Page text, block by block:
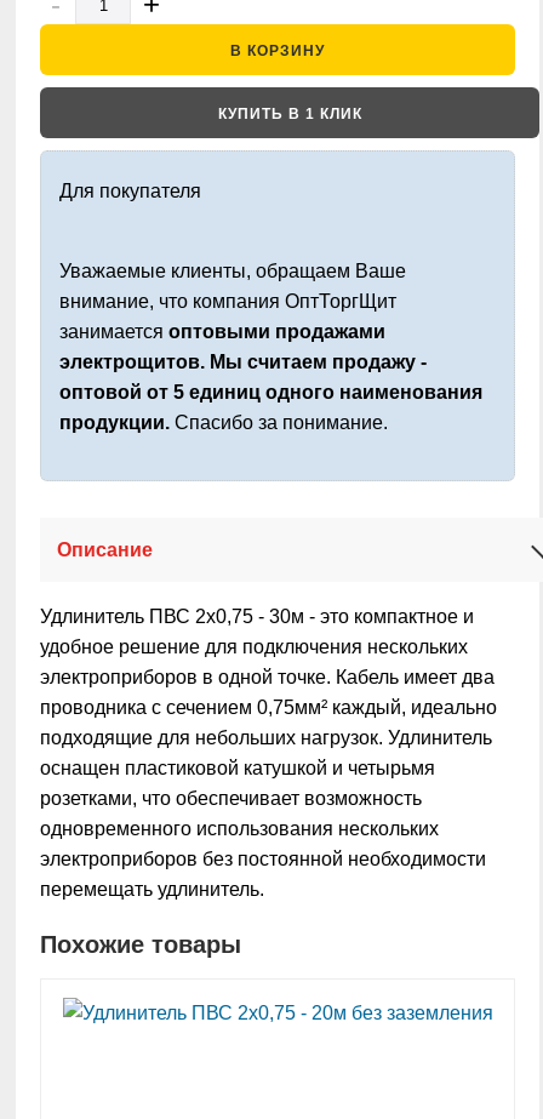
В КОРЗИНУ
КУПИТЬ В 1 КЛИК
Для покупателя
Уважаемые клиенты, обращаем Ваше
внимание, что компания ОптТоргЩит
занимается оптовыми продажами
электрощитов. Мы считаем продажу -
оптовой от 5 единиц одного наименования
продукции. Спасибо за понимание.
Описание
Удлинитель ПВС 2х0,75 - 30м - это компактное и
удобное решение для подключения нескольких
электроприборов в одной точке. Кабель имеет два
проводника с сечением 0,75мм² каждый, идеально
подходящие для небольших нагрузок. Удлинитель
оснащен пластиковой катушкой и четырьмя
розетками, что обеспечивает возможность
одновременного использования нескольких
электроприборов без постоянной необходимости
перемещать удлинитель.
Похожие товары